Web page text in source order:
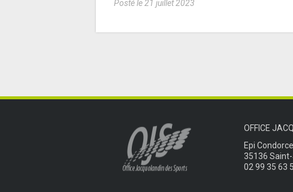
Posté le 21 juillet 2023
OFFICE
Epi
35136
02 99 35 63